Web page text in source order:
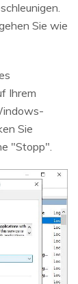
Sie wie
Ihrem
Sie
"Stopp".